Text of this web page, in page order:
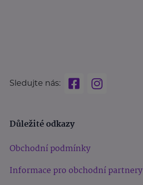
Sledujte nás:
Důležité odkazy
Obchodní podmínky
Informace pro obchodní partnery